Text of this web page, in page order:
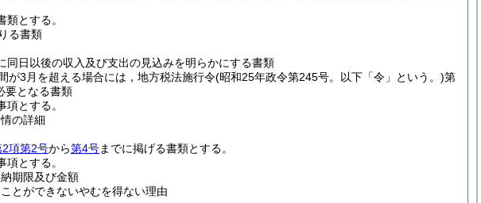
とする。
る書類
日以後の収入及び支出の見込みを明らかにする書類
が3月を超える場合には，地方税法施行令(昭和25年政令第245号。以下「令」という。)第
要となる書類
とする。
の詳細
2項第2号から第4号までに掲げる書類とする。
とする。
期限及び金額
とができないやむを得ない理由